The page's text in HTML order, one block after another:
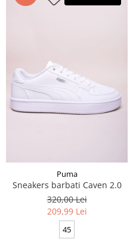
Puma
Sneakers barbati Caven 2.0
320,00 Lei
209,99 Lei
45